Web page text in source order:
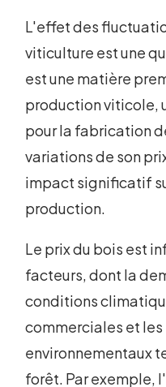
L'effet des
viticulture est une
est une matière
production viticole,
pour la fabrication
variations de son
impact significatif
production.
Le prix du bois est
facteurs, dont la
conditions
commerciales et
environnementaux
forêt. Par exemple,